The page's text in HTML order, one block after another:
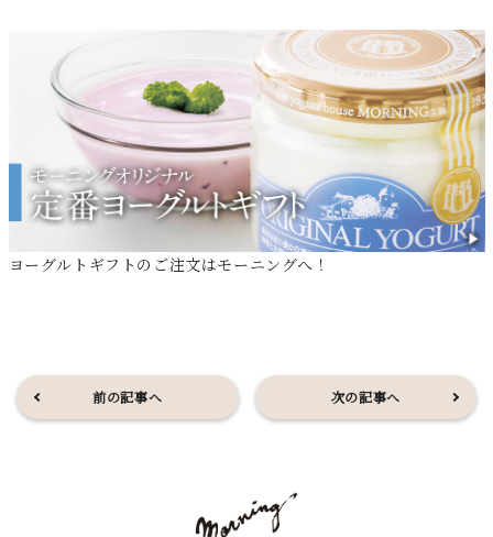
ヨーグルトギフトのご注文はモーニングへ！
前の記事へ 次の記事へ